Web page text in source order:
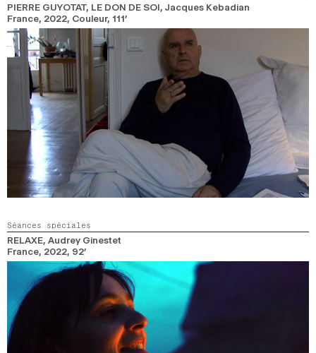
PIERRE GUYOTAT, LE DON DE SOI, Jacques Kebadian
France, 2022, Couleur, 111’
Séances spéciales
RELAXE, Audrey Ginestet
France, 2022, 92’